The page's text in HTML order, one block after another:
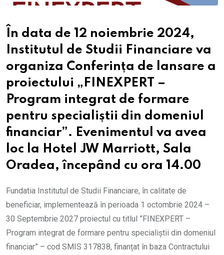
În data de 12 noiembrie 2024,
Institutul de Studii Financiare va
organiza Conferința de lansare a
proiectului „FINEXPERT –
Program integrat de formare
pentru specialiștii din domeniul
financiar”. Evenimentul va avea
loc la Hotel JW Marriott, Sala
Oradea, începând cu ora 14.00
Fundatia Institutul de Studii Financiare, în calitate de
beneficiar, implementează în perioada 1 octombrie 2024 –
30 Septembrie 2027 proiectul cu titlul ”FINEXPERT –
Program integrat de formare pentru specialiștii din domeniul
financiar” – cod SMIS 317838, finanțat în baza Contractului